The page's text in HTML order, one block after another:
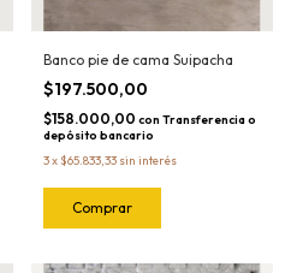
Banco pie de cama Suipacha
$197.500,00
$158.000,00 con Transferencia o
depósito bancario
3x $65.833,33 sin interés
Comprar